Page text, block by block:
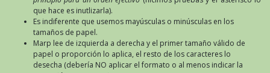
que hace es inutlizarla).
Es indiferente que usemos mayúsculas o minúsculas en los
tamaños de papel.
Marp lee de izquierda a derecha y el primer tamaño válido de
papel o proporción lo aplica, el resto de los caracteres lo
desecha (debería NO aplicar el formato o al menos indicar la